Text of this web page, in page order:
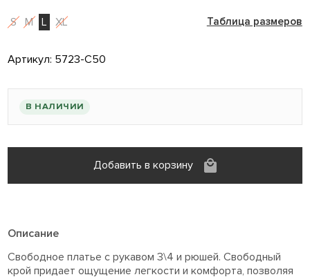
S M L XL Таблица размеров
Артикул: 5723-C50
В НАЛИЧИИ
Добавить в корзину
Описание
Свободное платье с рукавом 3\4 и рюшей. Свободный
крой придает ощущение легкости и комфорта, позволяя